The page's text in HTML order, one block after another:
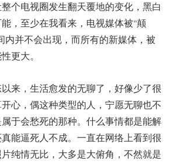
个电视圈发生翻天覆地的变化，黑白
，至少在我看来，电视媒体被“颠
内并不会出现，而所有的新媒体，被
更大。
来，生活愈发的无聊了，好像少了很
心，偶这种类型的人，宁愿无聊也不
于会愁死的那种。什么事情都是能解
能逼死人不成。一直在网络上看到很
纯情无比，大多是大俯角，不然就是